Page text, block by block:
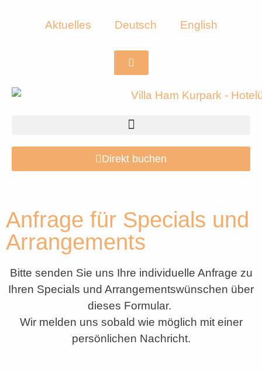
Aktuelles Deutsch English
Direkt buchen
Anfrage für Specials und
Arrangements
Bitte senden Sie uns Ihre individuelle Anfrage zu
Ihren Specials und Arrangementswünschen über
dieses Formular.
Wir melden uns sobald wie möglich mit einer
persönlichen Nachricht.